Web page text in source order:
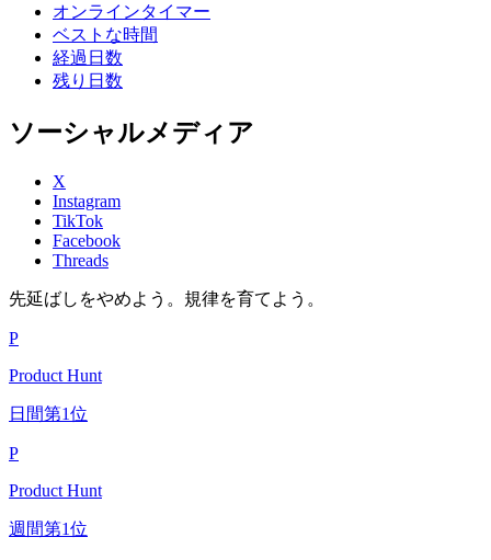
オンラインタイマー
ベストな時間
経過日数
残り日数
ソーシャルメディア
X
Instagram
TikTok
Facebook
Threads
先延ばしをやめよう。規律を育てよう。
P
Product Hunt
日間第1位
P
Product Hunt
週間第1位